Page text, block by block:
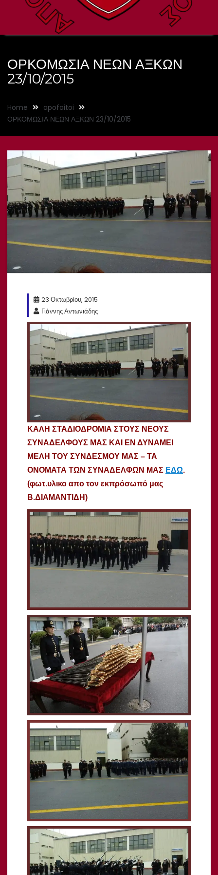
ΟΡΚΟΜΩΣΙΑ ΝΕΩΝ ΑΞΚΩΝ
23/10/2015
Home
apofoitoi
ΟΡΚΟΜΩΣΙΑ ΝΕΩΝ ΑΞΚΩΝ 23/10/2015
23 Οκτωβρίου, 2015
Γιάννης Αντωνιάδης
KAΛH ΣΤΑΔΙΟΔΡΟΜΙΑ ΣΤΟΥΣ ΝΕΟΥΣ
ΣΥΝΑΔΕΛΦΟΥΣ ΜΑΣ ΚΑΙ ΕΝ ΔΥΝΑΜΕΙ
ΜΕΛΗ ΤΟΥ ΣΥΝΔΕΣΜΟΥ ΜΑΣ – ΤΑ
ΟΝΟΜΑΤΑ ΤΩΝ ΣΥΝΑΔΕΛΦΩΝ ΜΑΣ ΕΔΩ.
(φωτ.υλικο απο τον εκπρόσωπό μας
Β.ΔΙΑΜΑΝΤΙΔΗ)